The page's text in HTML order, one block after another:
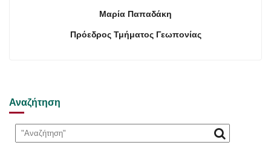
Μαρία Παπαδάκη
Πρόεδρος Τμήματος Γεωπονίας
Αναζήτηση